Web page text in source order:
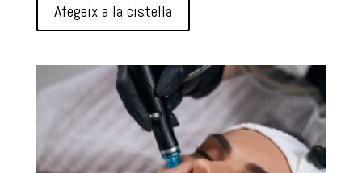
Afegeix a la cistella